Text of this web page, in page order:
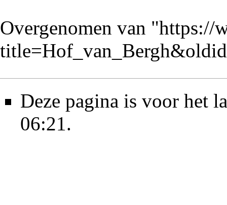
Overgenomen van "https://
Deze pagina is voor het
06:21.